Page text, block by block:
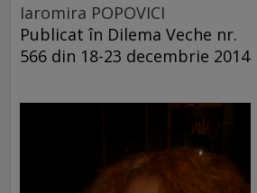
Iaromira POPOVICI
Publicat în Dilema Veche nr.
566 din 18-23 decembrie 2014